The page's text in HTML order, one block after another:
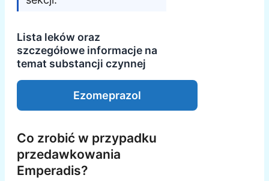
Lista leków oraz
szczegółowe informacje na
temat substancji czynnej
Ezomeprazol
Co zrobić w przypadku
przedawkowania
Emperadis?